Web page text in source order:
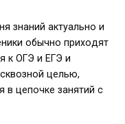
знаний актуально и
обычно приходят
к ОГЭ и ЕГЭ и
целью,
в цепочке занятий с